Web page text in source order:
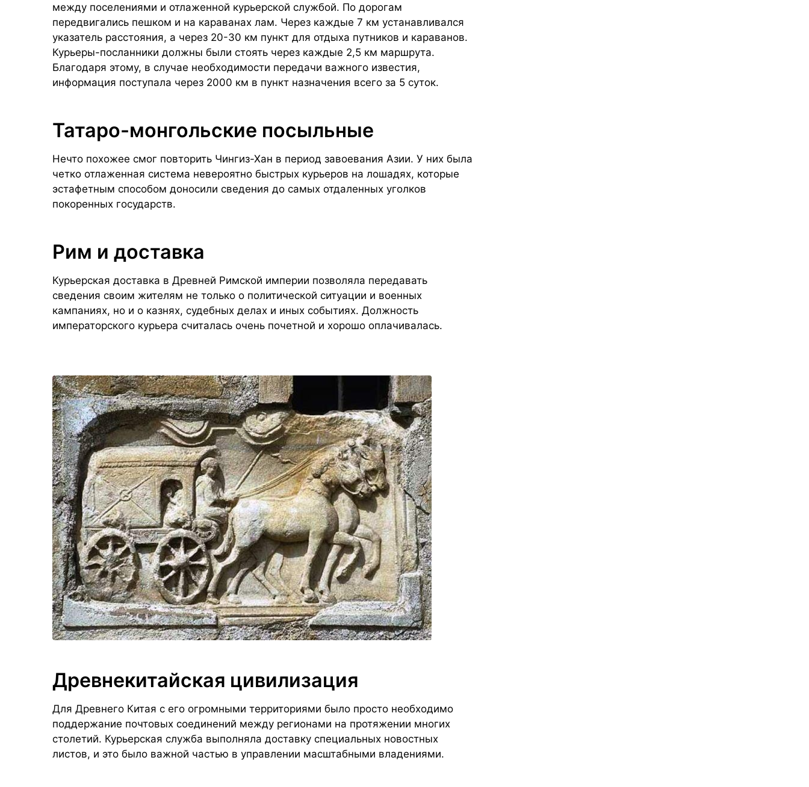
между поселениями и отлаженной курьерской службой. По дорогам
передвигались пешком и на караванах лам. Через каждые 7 км устанавливался
указатель расстояния, а через 20-30 км пункт для отдыха путников и караванов.
Курьеры-посланники должны были стоять через каждые 2,5 км маршрута.
Благодаря этому, в случае необходимости передачи важного известия,
информация поступала через 2000 км в пункт назначения всего за 5 суток.
Татаро-монгольские посыльные
Нечто похожее смог повторить Чингиз-Хан в период завоевания Азии. У них была
четко отлаженная система невероятно быстрых курьеров на лошадях, которые
эстафетным способом доносили сведения до самых отдаленных уголков
покоренных государств.
Рим и доставка
Курьерская доставка в Древней Римской империи позволяла передавать
сведения своим жителям не только о политической ситуации и военных
кампаниях, но и о казнях, судебных делах и иных событиях. Должность
императорского курьера считалась очень почетной и хорошо оплачивалась.
Древнекитайская цивилизация
Для Древнего Китая с его огромными территориями было просто необходимо
поддержание почтовых соединений между регионами на протяжении многих
столетий. Курьерская служба выполняла доставку специальных новостных
листов, и это было важной частью в управлении масштабными владениями.